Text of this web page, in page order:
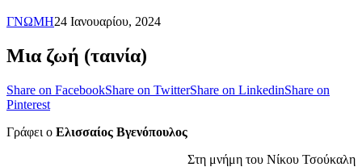
ΓΝΩΜΗ24 Ιανουαρίου, 2024
Μια ζωή (ταινία)
Share on FacebookShare on TwitterShare on LinkedinShare on
Pinterest
Γράφει ο Ελισσαίος Βγενόπουλος
Στη μνήμη του Νίκου Τσούκαλη